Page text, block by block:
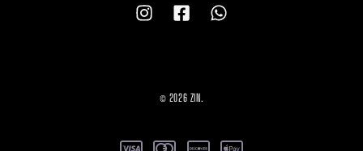
© 2026 ZIN.